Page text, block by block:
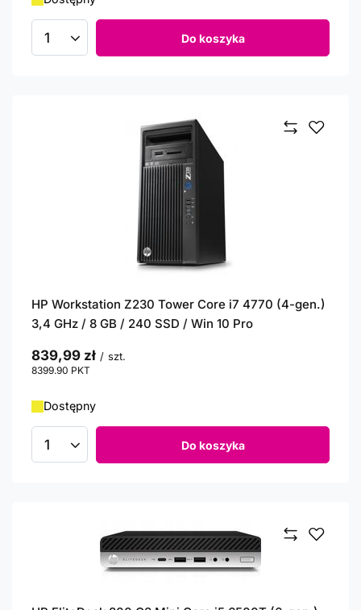
Ilość produktów Do koszyka
HP Workstation Z230 Tower Core i7 4770 (4-gen.)
3,4 GHz / 8 GB / 240 SSD / Win 10 Pro
839,99 zł / szt.
8399.90 PKT
Dostępny
Ilość produktów Do koszyka